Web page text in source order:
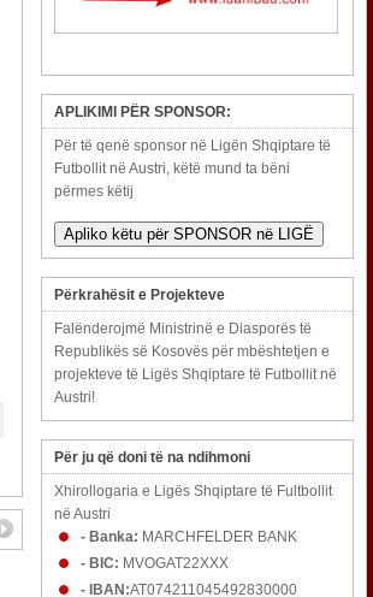
APLIKIMI PËR SPONSOR:
Për të qenë sponsor në Ligën Shqiptare të
Futbollit në Austri, këtë mund ta bëni
përmes këtij
Apliko këtu për SPONSOR në LIGË
Përkrahësit e Projekteve
Falënderojmë Ministrinë e Diasporës të
Republikës së Kosovës për mbështetjen e
projekteve të Ligës Shqiptare të Futbollit në
Austri!
Për ju që doni të na ndihmoni
Xhirollogaria e Ligës Shqiptare të Fultbollit
në Austri
- Banka: MARCHFELDER BANK
- BIC: MVOGAT22XXX
- IBAN:AT074211045492830000